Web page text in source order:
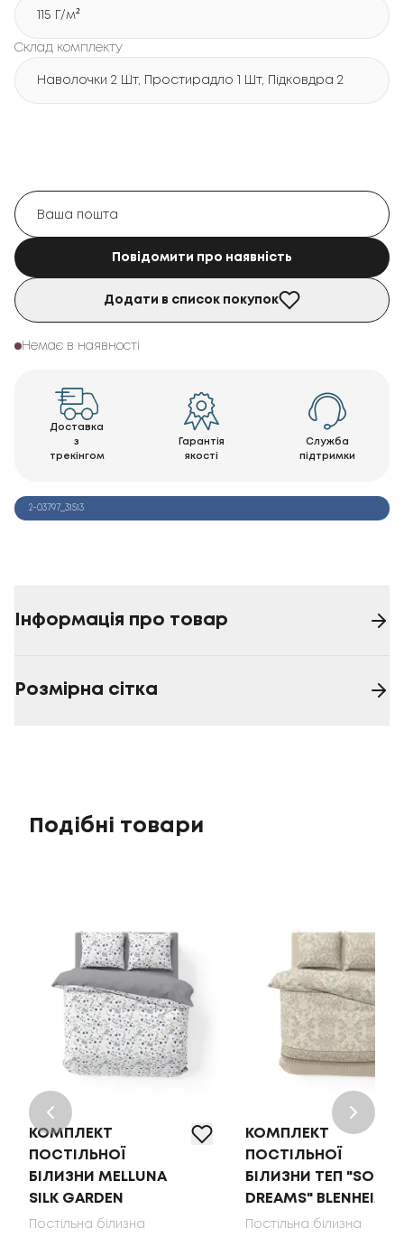
115 Г/м²
Склад комплекту
Наволочки 2 Шт, Простирадло 1 Шт, Підковдра 2 Шт
Повідомити про наявність
Додати в список покупок
Немає в наявності
Доставка
з
трекінгом
Гарантія
якості
Служба
підтримки
2-03797_31513
Інформація про товар
Розмірна сітка
Подібні товари
КОМПЛЕКТ
ПОСТІЛЬНОЇ
БІЛИЗНИ MELLUNA
SILK GARDEN
Постільна білизна
КОМПЛЕКТ
ПОСТІЛЬНОЇ
БІЛИЗНИ ТЕП "SOFT
DREAMS" BLENHEIM
Постільна білизна